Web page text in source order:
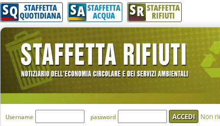
Attenzione! Esegui l'accesso per lèggere interamente la notizia.
SQ STAFFETTA
QUOTIDIANA SA STAFFETTA
ACQUA SR STAFFETTA
RIFIUTI
'Modulo Login per accedere'
Username password Non